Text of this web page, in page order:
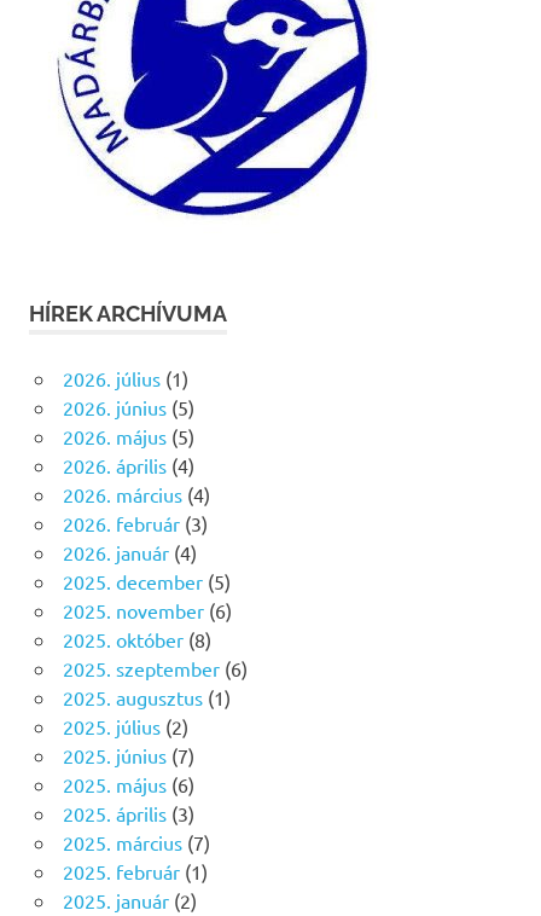
HÍREK ARCHÍVUMA
2026. július(1)
2026. június(5)
2026. május(5)
2026. április(4)
2026. március(4)
2026. február(3)
2026. január(4)
2025. december(5)
2025. november(6)
2025. október(8)
2025. szeptember(6)
2025. augusztus(1)
2025. július(2)
2025. június(7)
2025. május(6)
2025. április(3)
2025. március(7)
2025. február(1)
2025. január(2)